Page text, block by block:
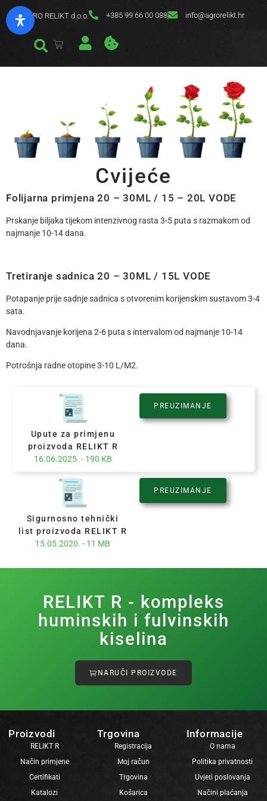
AGRO RELIKT d.o.o. +385 99 66 00 088 info@agrorelikt.hr
Cvijeće
Folijarna primjena 20 – 30ML / 15 – 20L VODE
Prskanje biljaka tijekom intenzivnog rasta 3-5 puta s razmakom od
najmanje 10-14 dana.
Tretiranje sadnica 20 – 30ML / 15L VODE
Potapanje prije sadnje sadnica s otvorenim korijenskim sustavom 3-4
sata.
Navodnjavanje korijena 2-6 puta s intervalom od najmanje 10-14
dana.
Potrošnja radne otopine 3-10 L/M2.
Upute za primjenu
proizvoda RELIKT R
16.06.2025. - 190 KB
PREUZIMANJE
Sigurnosno tehnički
list proizvoda RELIKT R
15.05.2020. - 11 MB
PREUZIMANJE
RELIKT R - kompleks
huminskih i fulvinskih
kiselina
NARUČI PROIZVODE
Proizvodi
RELIKT R
Način primjene
Certifikati
Katalozi
Trgovina
Registracija
Moj račun
Trgovina
Košarica
Informacije
O nama
Politika privatnosti
Uvjeti poslovanja
Načini plaćanja